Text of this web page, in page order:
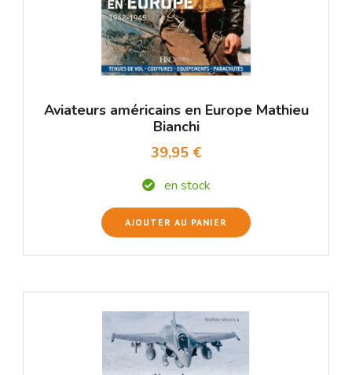
Aviateurs américains en Europe Mathieu
Bianchi
39,95 €
en stock
AJOUTER AU PANIER